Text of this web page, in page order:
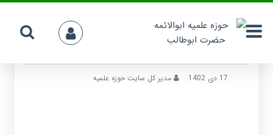
20240104_112854
مدیر کل سایت حوزه علمیه